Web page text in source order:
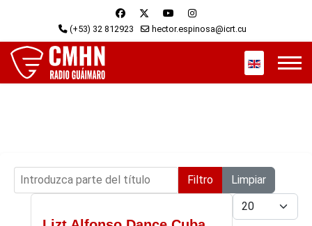
(+53) 32 812923 hector.espinosa@icrt.cu
Seleccione
Introduzca parte del título Filtro
Limpiar
Cantidad